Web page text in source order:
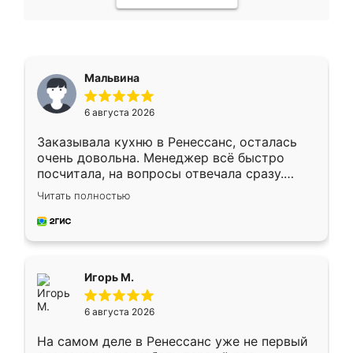
Мальвина
6 августа 2026
Заказывала кухню в Ренессанс, осталась
очень довольна. Менеджер всё быстро
посчитала, на вопросы отвечала сразу.
Замерщик приехал в субботу, подошёл к
делу со всей ответственностью. Собрали
за день, ребята работали аккуратно, даже
Читать полностью
Игорь М.
6 августа 2026
На самом деле в Ренессанс уже не первый